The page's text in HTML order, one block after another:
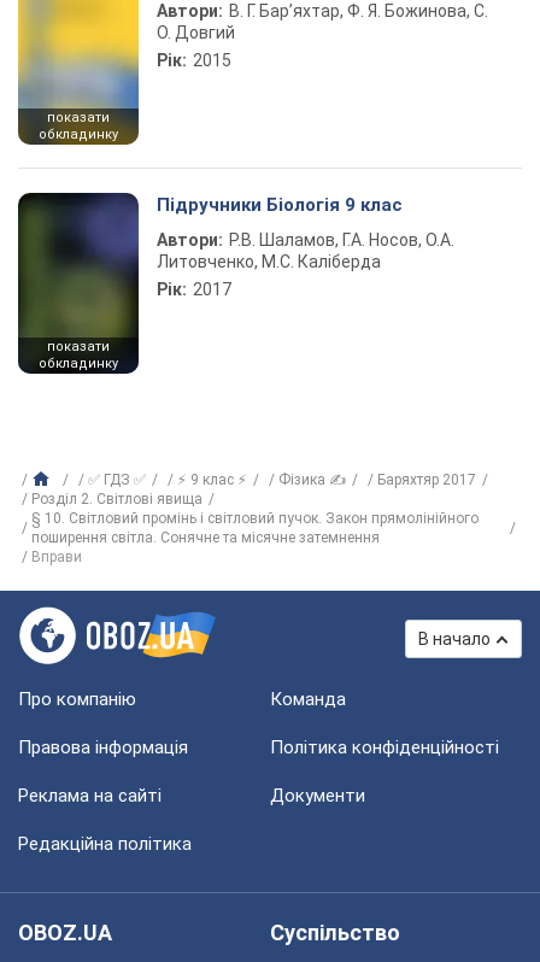
показати
обкладинку
Автори: В. Г. Бар’яхтар, Ф. Я. Божинова, С.
О. Довгий
Рік: 2015
показати
обкладинку
Підручники Біологія 9 клас
Автори: Р.В. Шаламов, Г.А. Носов, О.А.
Литовченко, М.С. Каліберда
Рік: 2017
✅ ГДЗ ✅ ⚡ 9 клас ⚡ Фізика ✍
Баряхтяр 2017
Розділ 2. Світлові явища
§ 10. Світловий промінь і світловий пучок. Закон прямолінійного
поширення світла. Сонячне та місячне затемнення
Вправи
В начало
Про компанію Команда
Правова інформація Політика конфіденційності
Реклама на сайті Документи
Редакційна політика
OBOZ.UA
Суспільство